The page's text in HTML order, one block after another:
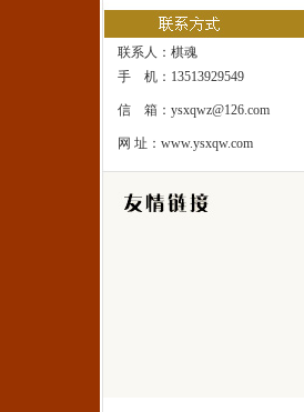
雅士象棋网
一处修身圣地！一座雅士乐园！
联系人：棋魂
手 机：13513929549
信 箱：ysxqwz@126.com
网 址：www.ysxqw.com